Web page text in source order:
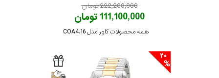
222,200,000 تومان
111,100,000 تومان
همه محصولات کاور مدل COA4.16